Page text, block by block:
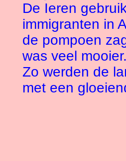
De Ieren
immigranten in
de pompoen
was veel
Zo werden de
met een